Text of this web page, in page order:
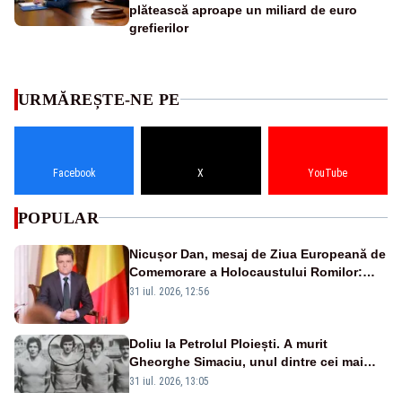
plătească aproape un miliard de euro
grefierilor
URMĂREȘTE-NE PE
Facebook X YouTube
POPULAR
Nicușor Dan, mesaj de Ziua Europeană de
Comemorare a Holocaustului Romilor:
„Avem datoria să păstrăm vie memoria
31 iul. 2026, 12:56
Doliu la Petrolul Ploiești. A murit
Gheorghe Simaciu, unul dintre cei mai
mari golgheteri din istoria clubului
31 iul. 2026, 13:05